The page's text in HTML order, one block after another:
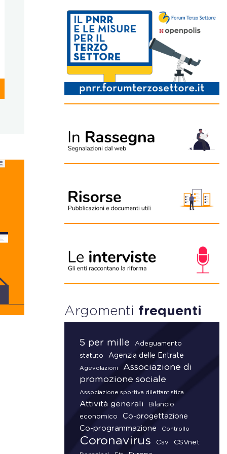
Argomenti frequenti
5 per mille
Adeguamento
statuto
Agenzia delle Entrate
Agevolazioni
Associazione di
promozione sociale
Associazione sportiva dilettantistica
Attività generali
Bilancio
economico
Co-progettazione
Co-programmazione
Controllo
Coronavirus Csv CSVnet